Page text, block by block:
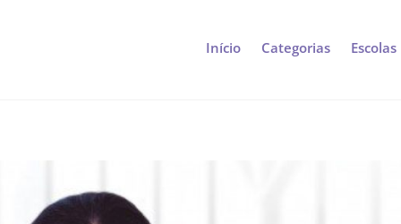
Início Categorias